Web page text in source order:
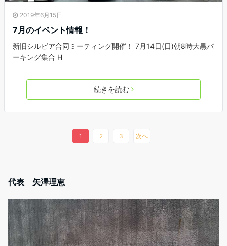
2019年6月15日
7月のイベント情報！
新旧シルビア合同ミーティング開催！ 7月14日(日)朝8時大黒パ
ーキング集合 H
続きを読む
1 2 3 次へ
代表 矢澤理恵